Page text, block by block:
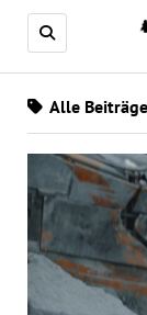
Alle